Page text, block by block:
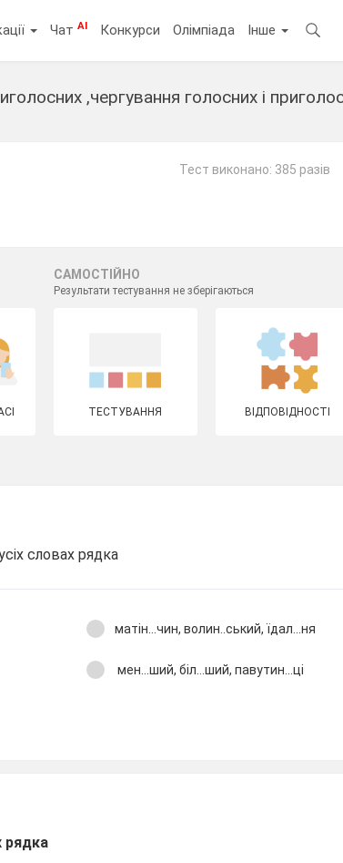
ЧатAI Конкурси Олімпіада Інше
,чергування голосних і
Тест виконано: 385 разів
САМОСТІЙНО
Результати тестування не зберігаються
ТЕСТУВАННЯ ВІДПОВІДНОСТІ
словах рядка
матін...чин, волин..ський, їдал...ня
мен...ший, біл...ший, павутин...ці
рядка